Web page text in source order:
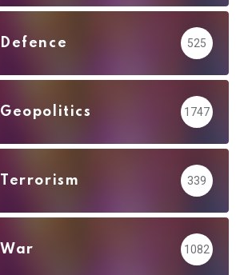
Defence 525
Geopolitics 1747
Terrorism 339
War 1082